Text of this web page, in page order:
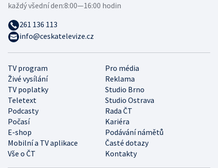
TV program
Pro média
Živé vysílání
Reklama
TV poplatky
Studio Brno
Teletext
Studio Ostrava
Podcasty
Rada ČT
Počasí
Kariéra
E-shop
Podávání námětů
Mobilní a TV aplikace
Časté dotazy
Vše o ČT
Kontakty
každý všední den:8:00—16:00 hodin
261 136 113
info@ceskatelevize.cz